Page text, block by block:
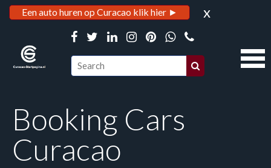
Een auto huren op Curacao klik hier ► x
Booking Cars
Curacao